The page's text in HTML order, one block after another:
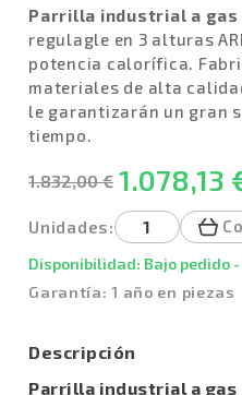
Parrilla industrial a gas
regulagle en 3 alturas
potencia calorífica.
materiales de alta
le garantizarán un gran
tiempo.
1.832,00 € 1.078,13
Unidades:
Disponibilidad: Bajo pedido
Garantía: 1 año en piezas
Descripción
Parrilla industrial a gas